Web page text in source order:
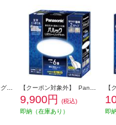
9,900円
(税込)
即納（在庫あり）
即